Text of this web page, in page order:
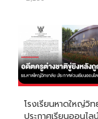
โรงเรียนหาดใหญ่วิ
ประกาศเรียนออนไล